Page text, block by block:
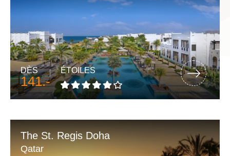
DÈS
141.-
ÉTOILES
The St. Regis Doha
Qatar